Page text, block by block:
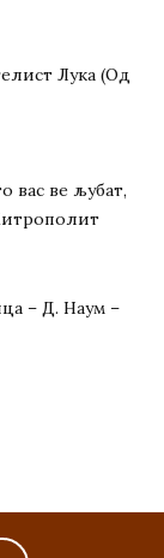
Лука (Од
вас ве љубат,
– Д. Наум –